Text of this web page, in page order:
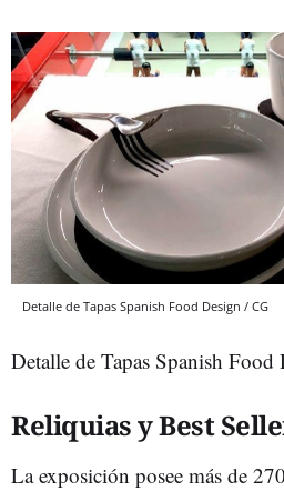
Detalle de Tapas Spanish Food Design / CG
Detalle de Tapas Spanish Food
Reliquias y Best
La exposición posee más de